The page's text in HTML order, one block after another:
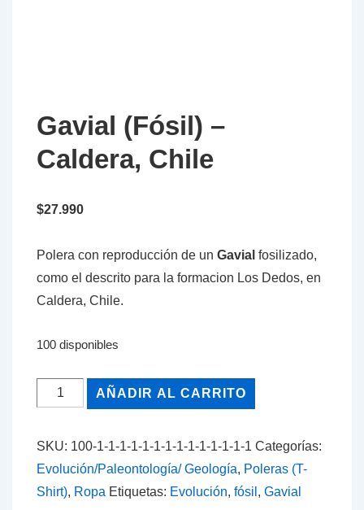
Gavial (Fósil) –
Caldera, Chile
$27.990
Polera con reproducción de un Gavial fosilizado,
como el descrito para la formacion Los Dedos, en
Caldera, Chile.
100 disponibles
Gavial
(Fósil)
cantidad
AÑADIR AL CARRITO
SKU: 100-1-1-1-1-1-1-1-1-1-1-1-1-1-1 Categorías:
Evolución/Paleontología/ Geología, Poleras (T-
Shirt), Ropa Etiquetas: Evolución, fósil , Gavial